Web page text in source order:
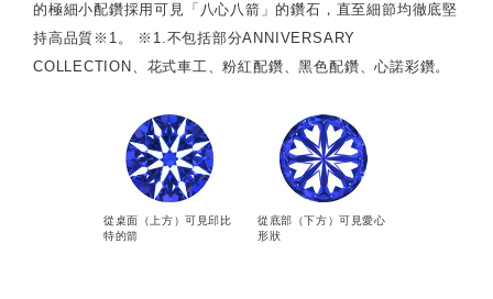
的極細小配鑽採用可見「八心八箭」的鑽石，直至細節均徹底堅
持高品質※1。 ※1.不包括部分ANNIVERSARY
COLLECTION、花式車工、粉紅配鑽、黑色配鑽、心諾彩鑽。
從桌面（上方）可見邱比
特的箭
從底部（下方）可見愛心
形狀